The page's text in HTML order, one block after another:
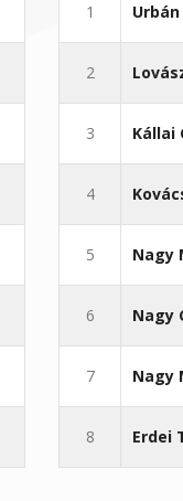
1
2
3 Kállai
4
5 Nagy
6 Nagy
7 Nagy
8 Erdei